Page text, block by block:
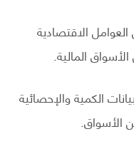
الاقتصادية
المالية.
الكمية والإحصائية
الأسواق.